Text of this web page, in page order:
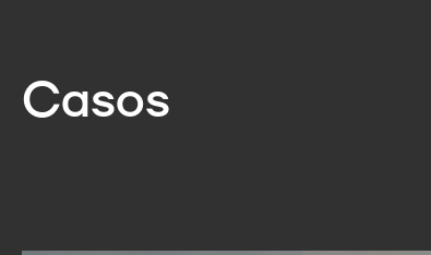
Casos